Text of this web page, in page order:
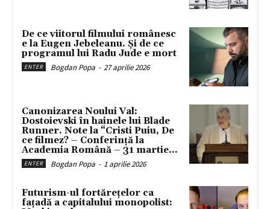
De ce viitorul filmului românesc
e la Eugen Jebeleanu. Și de ce
programul lui Radu Jude e mort
ENTER Bogdan Popa - 27 aprilie 2026
Canonizarea Noului Val:
Dostoievski în hainele lui Blade
Runner. Note la “Cristi Puiu, De
ce filmez? – Conferință la
Academia Română – 31 martie...
ENTER Bogdan Popa - 1 aprilie 2026
Futurism-ul fortărețelor ca
fațadă a capitalului monopolist: